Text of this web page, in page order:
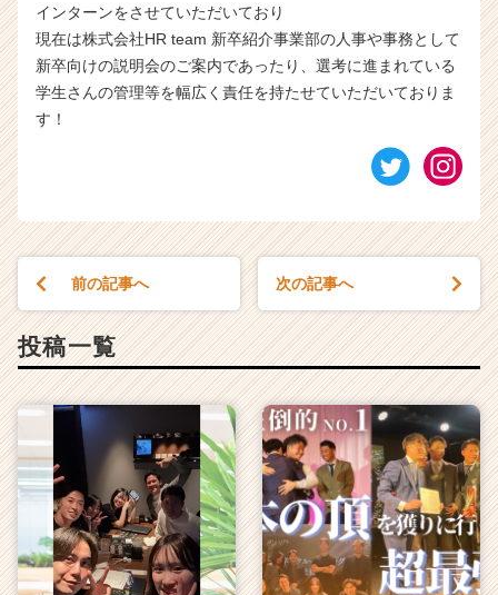
インターンをさせていただいており
現在は株式会社HR team 新卒紹介事業部の人事や事務として
新卒向けの説明会のご案内であったり、選考に進まれている
学生さんの管理等を幅広く責任を持たせていただいておりま
す！
前の記事へ 次の記事へ
投稿一覧